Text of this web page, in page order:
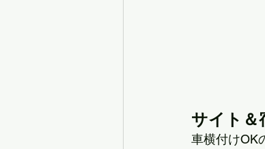
サイト＆
車横付けOK